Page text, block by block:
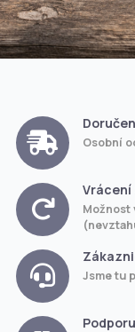
Osobní
Vrácení
Možnost
Jsme tu